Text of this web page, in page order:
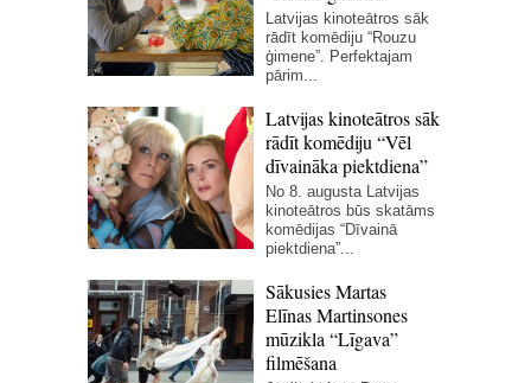
Latvijas kinoteātros sāk
rādīt komēdiju “Rouzu
ģimene”. Perfektajam
pārim...
Latvijas kinoteātros sāk
rādīt komēdiju “Vēl
dīvaināka piektdiena”
No 8. augusta Latvijas
kinoteātros būs skatāms
komēdijas “Dīvainā
piektdiena”...
Sākusies Martas
Elīnas Martinsones
mūzikla “Līgava”
filmēšana